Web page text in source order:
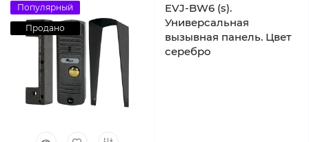
Популярный
Продано
EVJ-BW6 (s).
Универсальная
вызывная панель. Цвет
серебро